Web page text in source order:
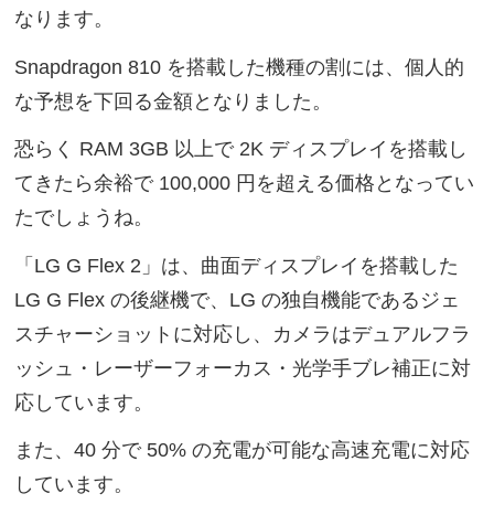
なります。
Snapdragon 810 を搭載した機種の割には、個人的
な予想を下回る金額となりました。
恐らく RAM 3GB 以上で 2K ディスプレイを搭載し
てきたら余裕で 100,000 円を超える価格となってい
たでしょうね。
「LG G Flex 2」は、曲面ディスプレイを搭載した
LG G Flex の後継機で、LG の独自機能であるジェ
スチャーショットに対応し、カメラはデュアルフラ
ッシュ・レーザーフォーカス・光学手ブレ補正に対
応しています。
また、40 分で 50% の充電が可能な高速充電に対応
しています。